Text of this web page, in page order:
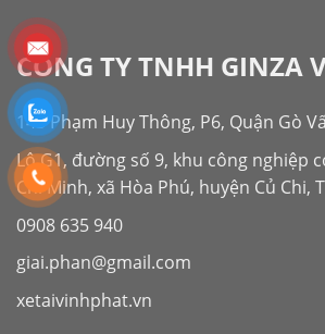
CÔNG TY TNHH GINZA
143 Phạm Huy Thông, P6, Quận Gò
Lô G1, đường số 9, khu công nghiệp
Chí Minh, xã Hòa Phú, huyện Củ Chi,
0908 635 940
giai.phan@gmail.com
xetaivinhphat.vn